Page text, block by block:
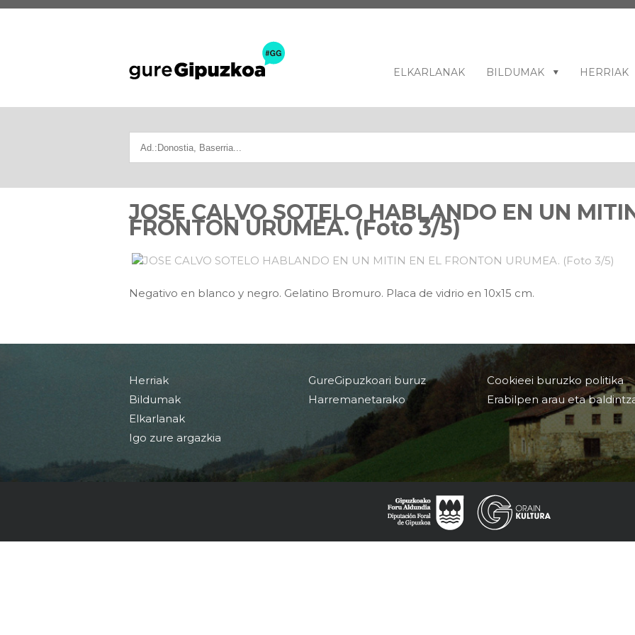
ELKARLANAK BILDUMAK HERRIAK
JOSE CALVO SOTELO HABLANDO EN UN
FRONTON URUMEA. (Foto 3/5)
Negativo en blanco y negro. Gelatino Bromuro. Placa de vidrio en 10x15 cm.
Herriak
Bildumak
Elkarlanak
Igo zure argazkia
GureGipuzkoari buruz
Harremanetarako
Cookieei buruzko politika
Erabilpen arau eta